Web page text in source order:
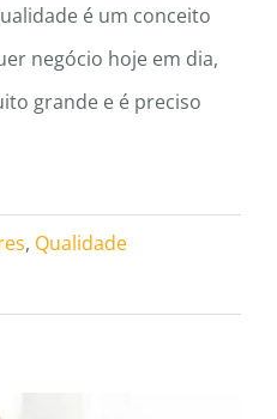
é um conceito
negócio hoje em dia,
grande e é preciso
, Qualidade